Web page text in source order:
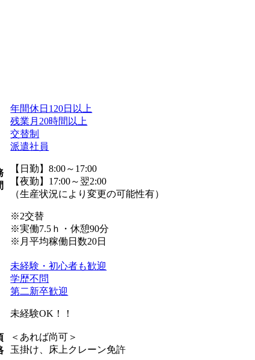
年間休日120日以上
残業月20時間以上
交替制
派遣社員
【日勤】8:00～17:00
【夜勤】17:00～翌2:00
（生産状況により変更の可能性有）
※2交替
※実働7.5ｈ・休憩90分
※月平均稼働日数20日
未経験・初心者も歓迎
学歴不問
第二新卒歓迎
未経験OK！！
＜あれば尚可＞
玉掛け、床上クレーン免許